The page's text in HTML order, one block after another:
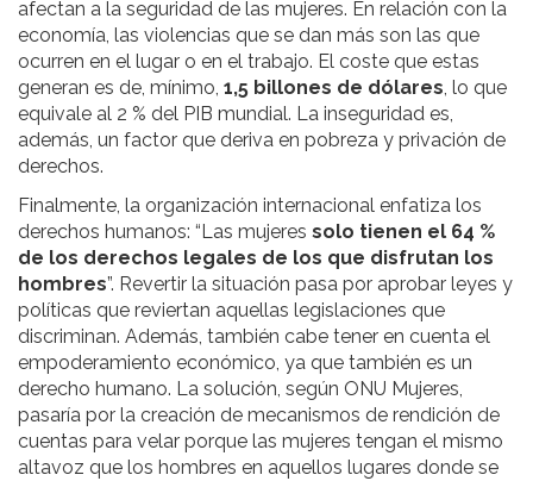
afectan a la seguridad de las mujeres. En relación con la
economía, las violencias que se dan más son las que
ocurren en el lugar o en el trabajo. El coste que estas
generan es de, mínimo, 1,5 billones de dólares, lo que
equivale al 2 % del PIB mundial. La inseguridad es,
además, un factor que deriva en pobreza y privación de
derechos.
Finalmente, la organización internacional enfatiza los
derechos humanos: “Las mujeres solo tienen el 64 %
de los derechos legales de los que disfrutan los
hombres”. Revertir la situación pasa por aprobar leyes y
políticas que reviertan aquellas legislaciones que
discriminan. Además, también cabe tener en cuenta el
empoderamiento económico, ya que también es un
derecho humano. La solución, según ONU Mujeres,
pasaría por la creación de mecanismos de rendición de
cuentas para velar porque las mujeres tengan el mismo
altavoz que los hombres en aquellos lugares donde se